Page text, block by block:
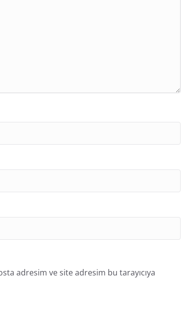
adresim ve site adresim bu tarayıcıya